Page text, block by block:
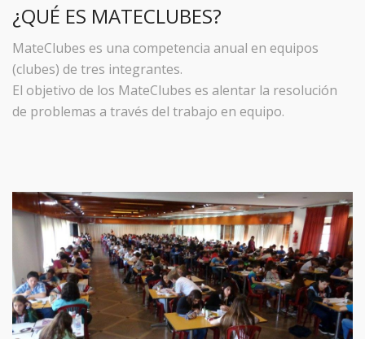
¿QUÉ ES MATECLUBES?
MateClubes es una competencia anual en equipos
(clubes) de tres integrantes.
El objetivo de los MateClubes es alentar la resolución
de problemas a través del trabajo en equipo.